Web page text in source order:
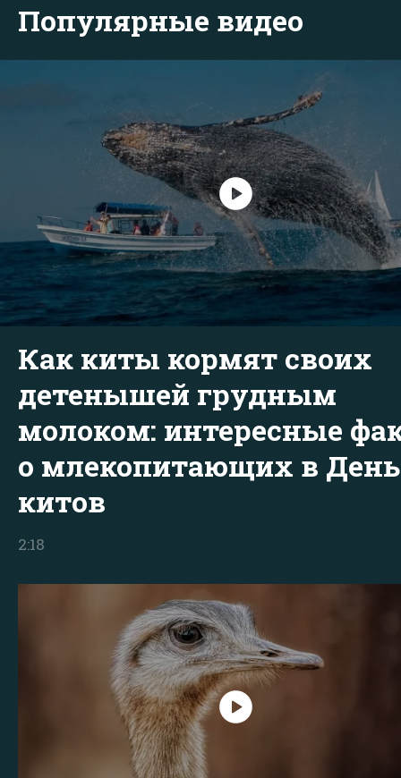
Популярные видео
Как киты кормят своих
детенышей грудным
молоком: интересные
о млекопитающих в День
китов
2:18